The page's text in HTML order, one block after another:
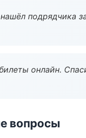
подрядчика
онлайн.
вопросы